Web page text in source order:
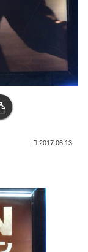
2017.06.13